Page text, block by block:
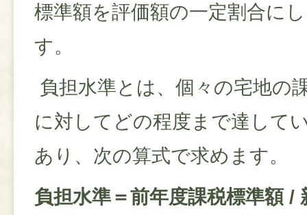
標準額を評価額の一定割合に
す。
負担水準とは、個々の宅地の
に対してどの程度まで達して
あり、次の算式で求めます。
負担水準＝前年度課税標準額 /